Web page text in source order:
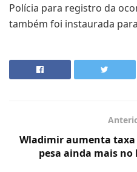
Polícia para registro da
também foi instaurada
Wladimir aumenta
pesa ainda mais no